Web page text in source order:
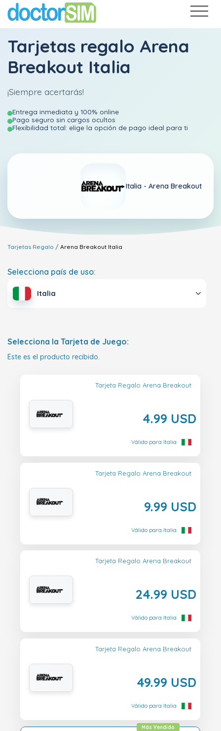
Tarjetas regalo Arena
Breakout Italia
¡Siempre acertarás!
Entrega inmediata y 100% online
Pago seguro sin cargos ocultos
Flexibilidad total: elige la opción de pago ideal para ti
Italia - Arena Breakout
Tarjetas Regalo Arena Breakout Italia
Selecciona país de uso:
Italia
Selecciona la Tarjeta de Juego:
Este es el producto recibido.
Tarjeta Regalo Arena Breakout
4.99 USD
Válido para Italia
Tarjeta Regalo Arena Breakout
9.99 USD
Válido para Italia
Tarjeta Regalo Arena Breakout
24.99 USD
Válido para Italia
Tarjeta Regalo Arena Breakout
49.99 USD
Válido para Italia
Más Vendido